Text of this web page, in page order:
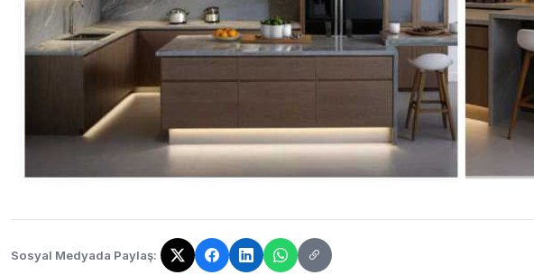
Sosyal Medyada Paylaş:
Bağlantı kopyalandı!